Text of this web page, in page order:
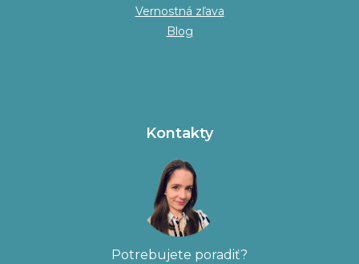
Vernostná zľava
Blog
Kontakty
Potrebujete poradiť?